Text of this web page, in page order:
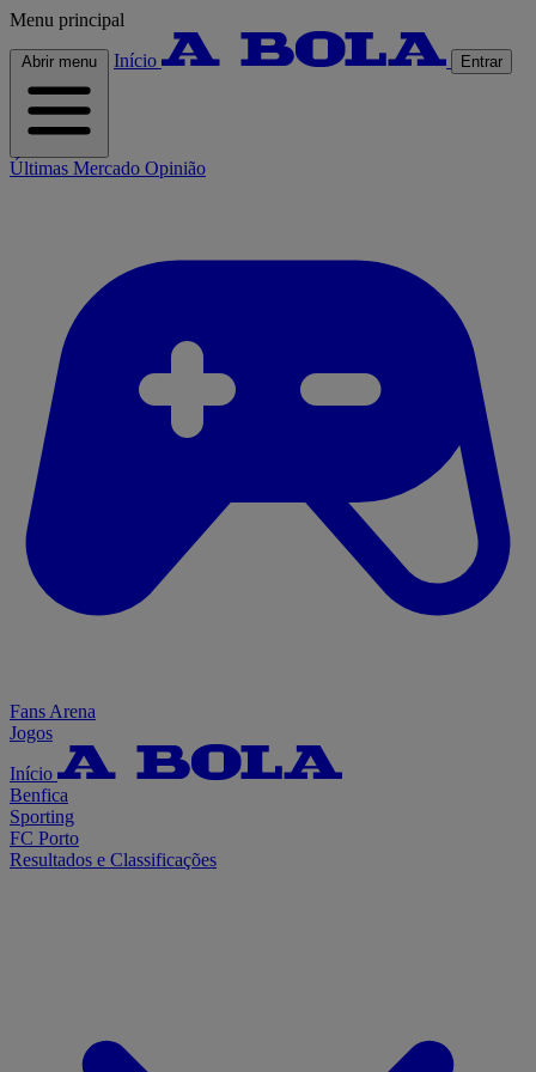
Menu principal
Abrir menu Início Entrar
Últimas Mercado Opinião
Fans Arena
Jogos
Início
Benfica
Sporting
FC Porto
Resultados e Classificações